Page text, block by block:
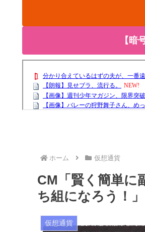
【暗
ホーム 仮想通貨
CM「賢く簡単に
ち組になろう！」
仮想通貨